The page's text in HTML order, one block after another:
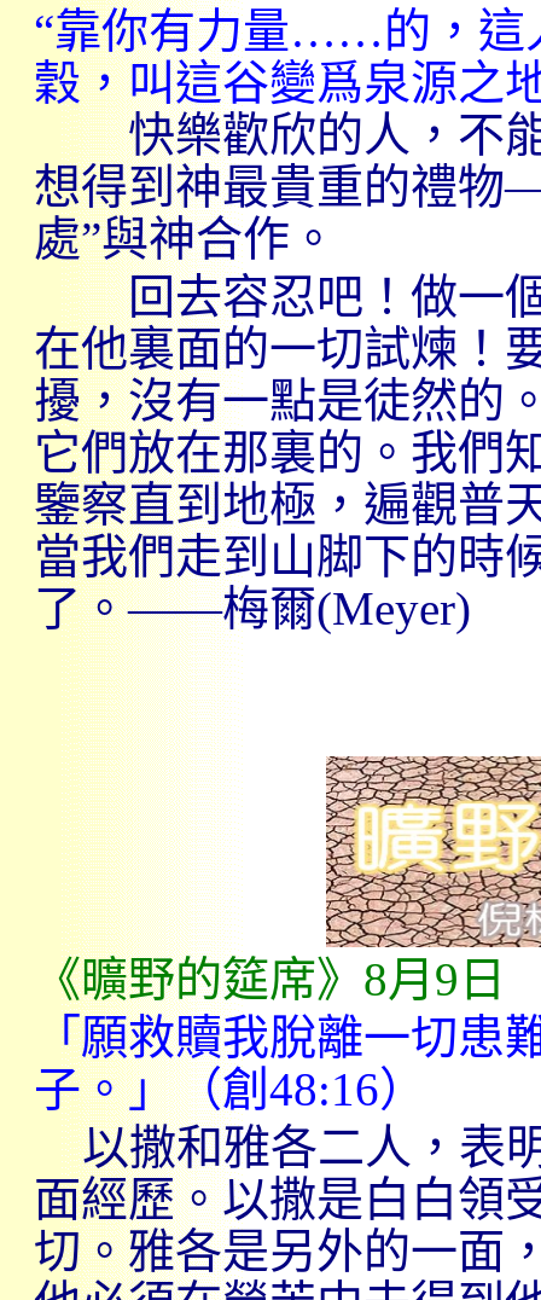
“靠你有力量……的，這
穀，叫這谷變爲泉源之
快樂歡欣的人，不能
想得到神最貴重的禮
處”與神合作。
回去容忍吧！做一個
在他裏面的一切試煉！
擾，沒有一點是徒然
它們放在那裏的。我們
鑒察直到地極，遍觀普
當我們走到山脚下的時
了。——梅爾(Meyer)
《曠野的筵席》 8月 9 日
「願救贖我脫離一切患
子。」（創 48:16）
以撒和雅各二人，表
面經歷。以撒是白白領
切。雅各是另外的一面